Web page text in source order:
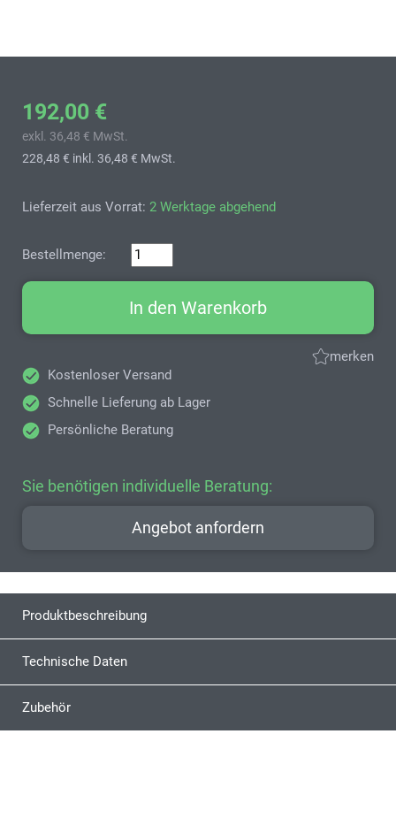
192,00 €
exkl. 36,48 € MwSt.
228,48 € inkl. 36,48 € MwSt.
Lieferzeit aus Vorrat: 2 Werktage abgehend
Bestellmenge:
In den Warenkorb
merken
Kostenloser Versand
Schnelle Lieferung ab Lager
Persönliche Beratung
Sie benötigen individuelle Beratung:
Angebot anfordern
Produktbeschreibung
Technische Daten
Zubehör